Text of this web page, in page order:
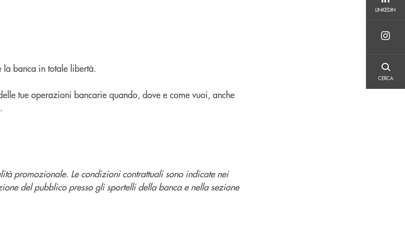
LINKEDIN
CERCA
la banca in totale libertà.
tue operazioni bancarie quando, dove e come vuoi, anche
.
promozionale. Le condizioni contrattuali sono indicate nei
del pubblico presso gli sportelli della banca e nella sezione